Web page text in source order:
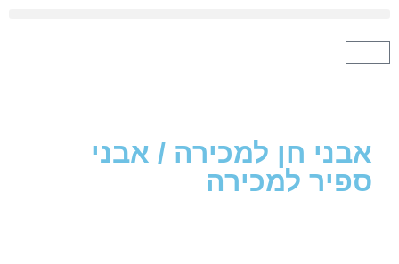
חן למכירה/אבני
למכירה